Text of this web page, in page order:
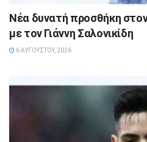
Νέα δυνατή προσθήκη
με τον Γιάννη Σαλονικίδη
6 ΑΥΓΟΎΣΤΟΥ, 2026